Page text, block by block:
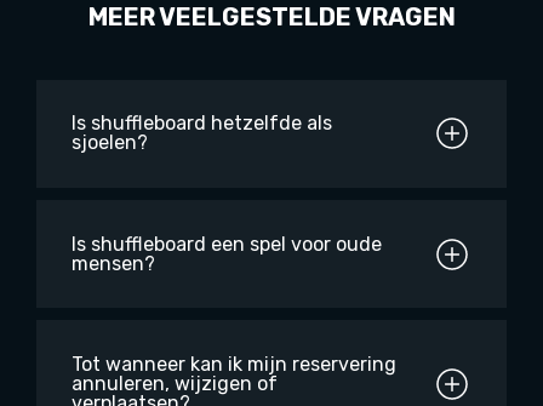
MEER VEELGESTELDE VRAGEN
Is shuffleboard hetzelfde als
sjoelen?
Is shuffleboard een spel voor oude
mensen?
Tot wanneer kan ik mijn reservering
annuleren, wijzigen of